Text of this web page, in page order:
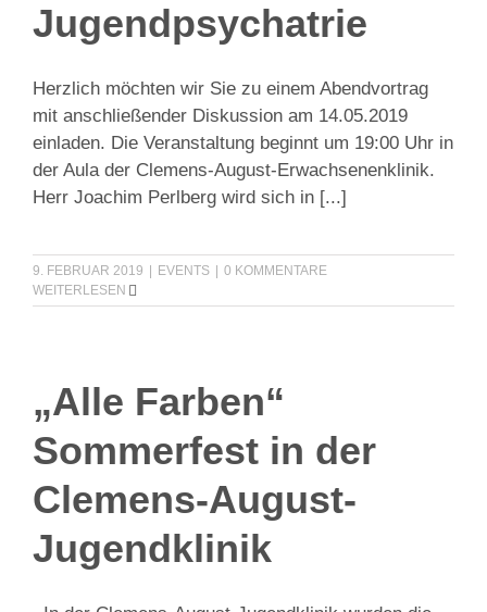
Jugendpsychatrie
Herzlich möchten wir Sie zu einem Abendvortrag
mit anschließender Diskussion am 14.05.2019
einladen. Die Veranstaltung beginnt um 19:00 Uhr in
der Aula der Clemens-August-Erwachsenenklinik.
Herr Joachim Perlberg wird sich in [...]
9. FEBRUAR 2019 EVENTS
0 KOMMENTARE
WEITERLESEN
„Alle Farben“
Sommerfest in der
Clemens-August-
Jugendklinik